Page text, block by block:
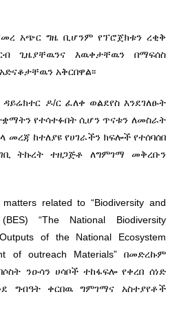
አጭር ግዜ ቢሆንም የፕሮጀክቱን ረቂቅ
ጊዜያቸዉንና እዉቀታቸዉን በማፍሰስ
አቅርበዋል፡፡
ዶ/ር ፈለቀ ወልደየስ እንደገለፁት
የተሳተፉበት ሲሆን ጥናቱን ለመስራት
መረጃ ከተለያዩ የሀገራችን ክፍሎች የተሰባሰበ
ትኩረት ተዘጋጅቶ ለግምገማ መቅረቡን
related to “Biodiversity and
“The National Biodiversity
of the National Ecosystem
of outreach Materials” በመድረኩም
ንዑሳን ሀሳቦች ተከፋፍሎ የቀረበ ሰነድ
ግብዓት ቀርበዉ ግምገማና አስተያየቶች